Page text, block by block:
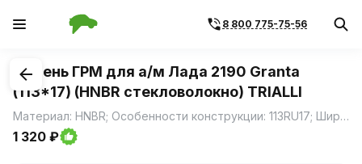
8 800 775-75-56
1/3
Ремень ГРМ для а/м Лада 2190 Granta
(113*17) (HNBR стекловолокно) TRIALLI
Материал: HNBR; Особенности конструкции: 113RU17; Ширина, мм: 17; Длина, мм: 1076; Количество ребер: 113
1 320 ₽